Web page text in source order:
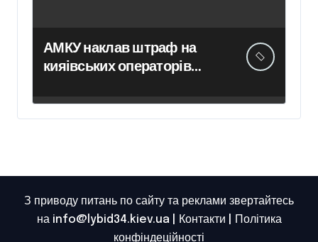
АМКУ наклав штраф на
кияівських операторів
313 тисяч гривень
З приводу питань по сайту та реклами звертайтесь
на info@lybid34.kiev.ua |
Контакти
Політика
конфіндеційності